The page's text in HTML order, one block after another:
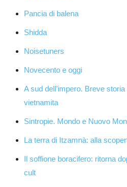
Pancia di balena
Shidda
Noisetuners
Novecento e oggi
A sud dell’impero. Breve
vietnamita
Sintropie. Mondo e Nuovo
La terra di Itzamnà: alla
Il soffione boracifero: ritorna
cult